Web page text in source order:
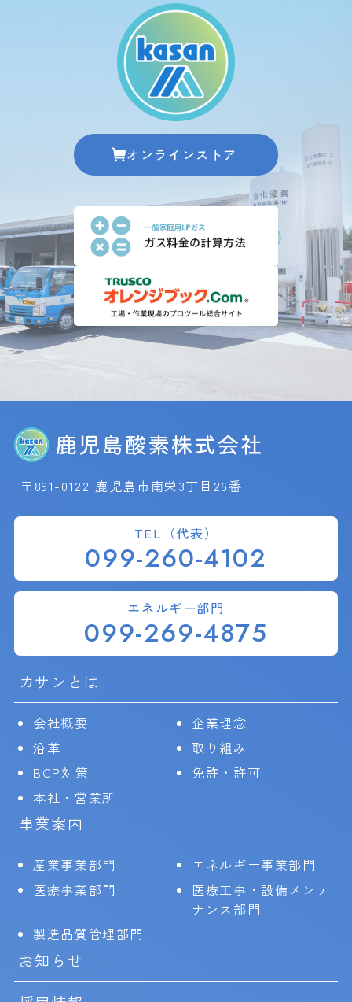
オンラインストア
〒891-0122 鹿児島市南栄3丁目26番
TEL（代表）
099-260-4102
エネルギー部門
099-269-4875
カサンとは
会社概要
企業理念
沿革
取り組み
BCP対策
免許・許可
本社・営業所
事業案内
産業事業部門
エネルギー事業部門
医療事業部門
医療工事・設備メンテ
ナンス部門
製造品質管理部門
お知らせ